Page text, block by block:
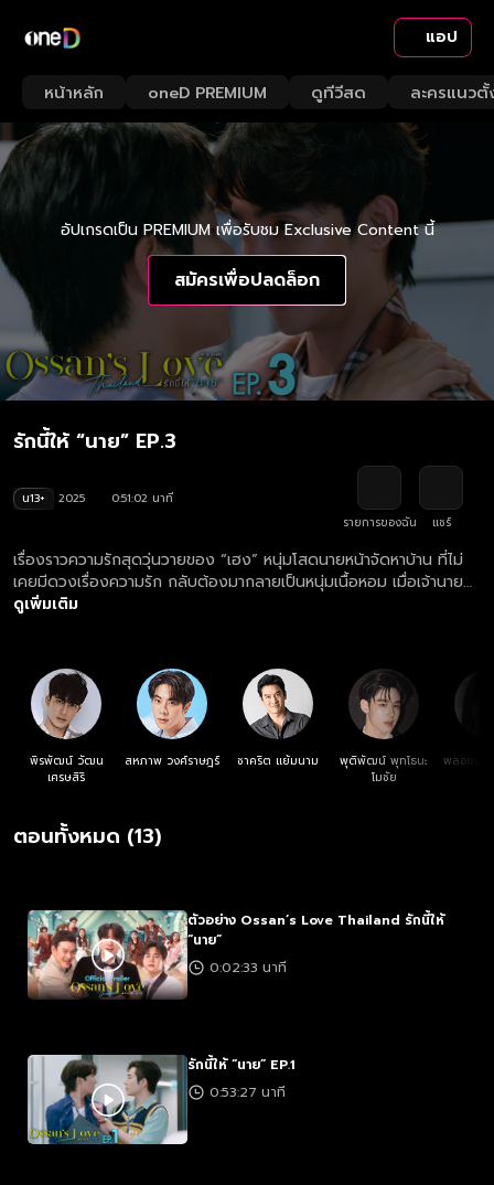
แอป
หน้าหลัก oneD PREMIUM ดูทีวีสด ละครแนวตั้
อัปเกรดเป็น PREMIUM เพื่อรับชม Exclusive Content นี้
สมัครเพื่อปลดล็อก
รักนี้ให้ “นาย” EP.3
น13+ 2025
0:51:02 นาที
รายการของฉัน
แชร์
เรื่องราวความรักสุดวุ่นวายของ “เฮง” หนุ่มโสดนายหน้าจัดหาบ้าน ที่ไม่
เคยมีดวงเรื่องความรัก กลับต้องมากลายเป็นหนุ่มเนื้อหอม เมื่อเจ้านาย
อย่าง “คงเดช” และเพื่อนร่วมงานพ่วงตำแหน่งเพื่อนร่วมบ้านอย่าง “โม่”
ดูเพิ่มเติม
พิรพัฒน์ วัฒน
เศรษสิริ
สหภาพ วงศ์ราษฎร์ ชาคริต แย้มนาม
พุติพัฒน์ พุทโธนะ
โมชัย
พลอยนิร
ตอนทั้งหมด (13)
ตัวอย่าง Ossan’s Love Thailand รักนี้ให้
“นาย”
0:02:33 นาที
รักนี้ให้ “นาย” EP.1
0:53:27 นาที